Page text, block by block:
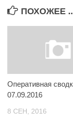
Обращения
ПОХОЖЕЕ
Оперативная
07.09.2016
8 СЕН, 2016